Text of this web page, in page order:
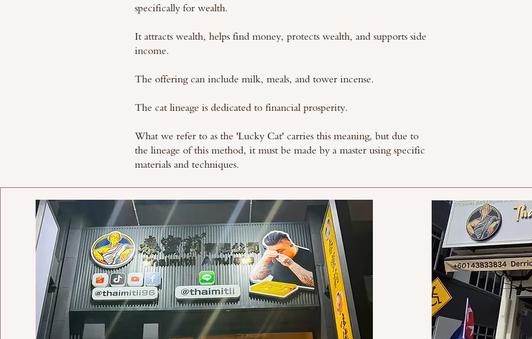
specifically for wealth.
It attracts wealth, helps find money, protects wealth, and supports side
income.
The offering can include milk, meals, and tower incense.
The cat lineage is dedicated to financial prosperity.
What we refer to as the 'Lucky Cat' carries this meaning, but due to
the lineage of this method, it must be made by a master using specific
materials and techniques.